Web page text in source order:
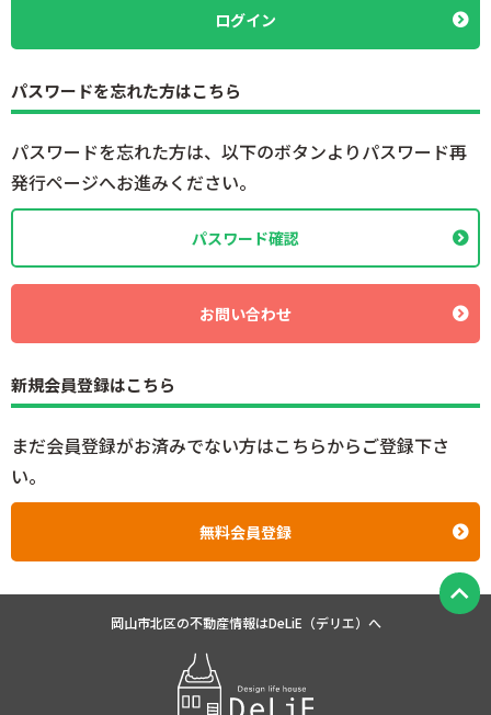
ログイン
新規会員登録はこちら
まだ会員登録がお済みでない方はこちらからご登録下さ
い。
無料会員登録
パスワードを忘れた方はこちら
パスワードを忘れた方は、以下のボタンよりパスワード再
発行ページへお進みください。
パスワード確認
お問い合わせ
岡山市北区の不動産情報はDeLiE（デリエ）へ